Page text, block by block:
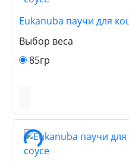
Eukanuba паучи для
Выбор веса
85гр